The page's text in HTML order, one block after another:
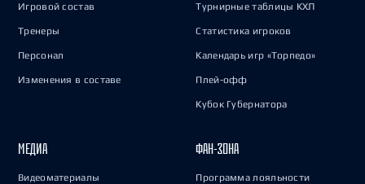
Игровой состав
Тренеры
Персонал
Изменения в составе
Турнирные таблицы КХЛ
Статистика игроков
Календарь игр «Торпедо»
Плей-офф
Кубок Губернатора
МЕДИА
Видеоматериалы
ФАН-ЗОНА
Программа лояльности